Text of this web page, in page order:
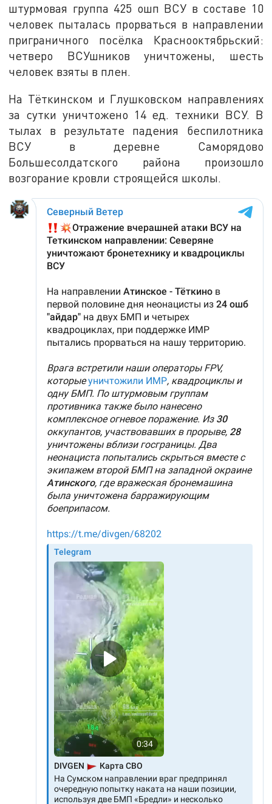
штурмовая группа 425 ошп ВСУ в составе 10
человек пыталась прорваться в направлении
приграничного посёлка Краснооктябрьский:
четверо ВСУшников уничтожены, шесть
человек взяты в плен.
На Тёткинском и Глушковском направлениях
за сутки уничтожено 14 ед. техники ВСУ. В
тылах в результате падения беспилотника
ВСУ в деревне Саморядово
Большесолдатского района произошло
возгорание кровли строящейся школы.